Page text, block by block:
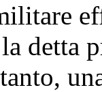
detta